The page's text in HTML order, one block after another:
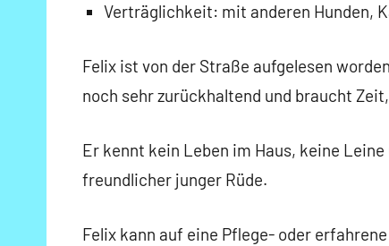
Verträglichkeit: mit anderen Hunden,
Felix ist von der Straße aufgelesen
noch sehr zurückhaltend und braucht
Er kennt kein Leben im Haus, keine
freundlicher junger Rüde.
Felix kann auf eine Pflege- oder